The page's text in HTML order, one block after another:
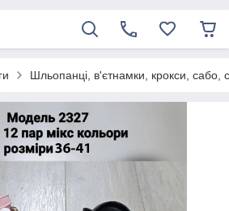
Шльопанці, в'єтнамки, крокси, сабо,